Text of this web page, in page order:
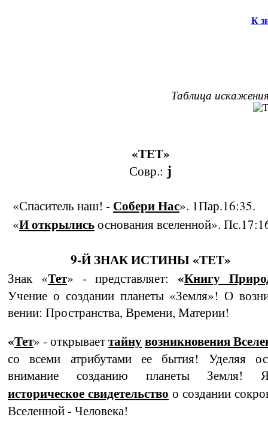
К
Таблица
«ТЕТ»
Совр.: j
«Спаситель наш! - Собери Нас». 1Пар.16:35.
«И открылисьоснования вселенной».
9-Й ЗНАК ИСТИНЫ «ТЕТ»
Знак «Тет» - представляет:«Книгу
Учение о создании планеты «Земля»! О
вении: Пространства, Времени, Материи!
«Тет» - открываеттайнувозникновения
со всеми атрибутами ее бытия! Уделяя
внимание созданию планеты Земля!
историческое свидетельство о создании
Все­ленной - Человека!